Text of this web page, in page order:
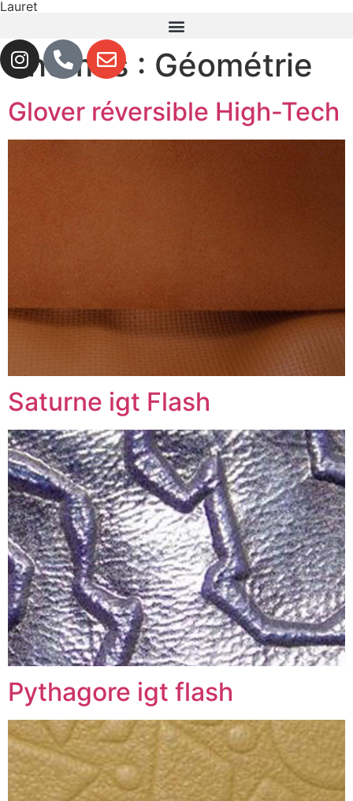
Lauret
themes : Géométrie
Glover réversible High-Tech
Saturne igt Flash
Pythagore igt flash